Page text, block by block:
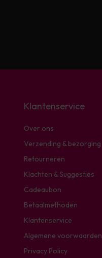
Klantenservice
Over ons
Verzending & bezorging
Retourneren
Klachten & Suggesties
Cadeaubon
Betaalmethoden
Klantenservice
Algemene voorwaarden
Privacy Policy